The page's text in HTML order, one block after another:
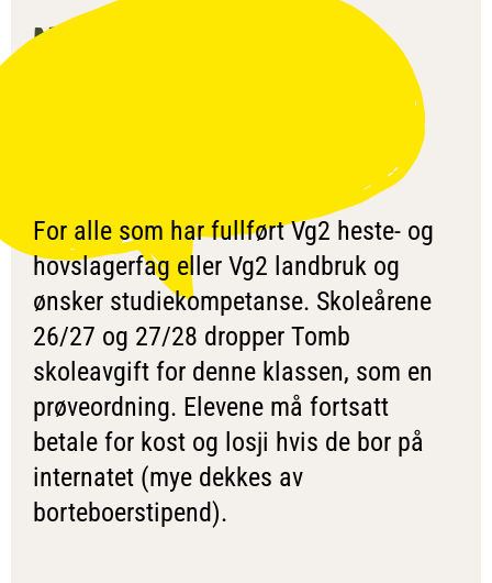
NATUR­BRUK
For alle som har fullført Vg2 heste- og
hovslagerfag eller Vg2 landbruk og
ønsker studiekompetanse. Skoleårene
26/27 og 27/28 dropper Tomb
skoleavgift for denne klassen, som en
prøveordning. Elevene må fortsatt
betale for kost og losji hvis de bor på
internatet (mye dekkes av
borteboerstipend).